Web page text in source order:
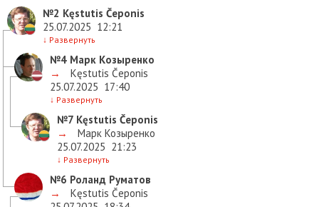
№2 Kęstutis Čeponis
25.07.2025 12:21
↓ Развернуть
№4 Марк Козыренко
→
Kęstutis Čeponis
25.07.2025 17:40
↓ Развернуть
№7 Kęstutis Čeponis
→
Марк Козыренко
25.07.2025 21:23
↓ Развернуть
№6 Роланд Руматов
→
Kęstutis Čeponis